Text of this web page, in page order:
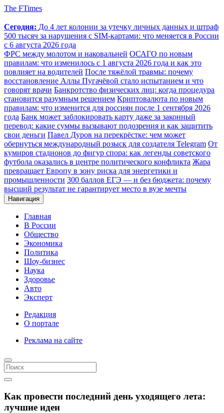
The FTimes
Сегодня: До 4 лет колонии за утечку личных данных и штраф
500 тысяч за нарушения с SIM-картами: что меняется в России
с 6 августа 2026 года
ФРС между молотом и наковальней ОСАГО по новым
правилам: что изменилось с 1 августа 2026 года и как это
повлияет на водителей После тяжёлой травмы: почему
восстановление Аллы Пугачёвой стало испытанием и что
говорят врачи Банкротство физических лиц: когда процедура
становится разумным решением Криптовалюта по новым
правилам: что изменится для россиян после 1 сентября 2026
года Банк может заблокировать карту даже за законный
перевод: какие суммы вызывают подозрения и как защитить
свои деньги Павел Дуров на перекрёстке: чем может
обернуться международный розыск для создателя Telegram От
кумиров стадионов до фигур спора: как легенды советского
футбола оказались в центре политического конфликта Жара
превращает Европу в зону риска для энергетики и
промышленности 300 баллов ЕГЭ — и без бюджета: почему
высший результат не гарантирует место в вузе мечты
Навигация
Главная
В России
Общество
Экономика
Политика
Шоу-бизнес
Наука
Здоровье
Авто
Эксперт
Редакция
О портале
Реклама на сайте
Как провести последний день уходящего лета:
лучшие идеи